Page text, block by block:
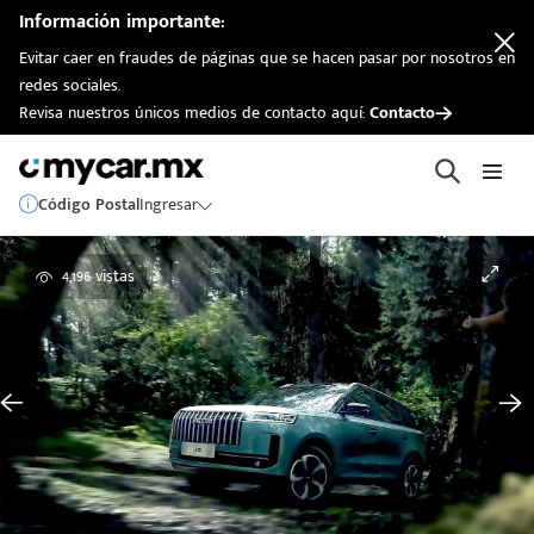
Información importante:
Evitar caer en fraudes de páginas que se hacen pasar por nosotros en
redes sociales.
Revisa nuestros únicos medios de contacto aquí:Contacto
Código PostalIngresar
4,196 vistas